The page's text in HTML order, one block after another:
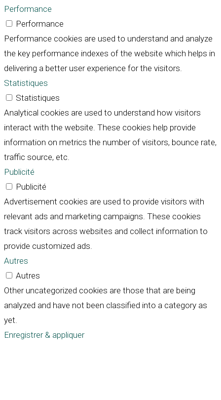
Performance
Performance
Performance cookies are used to understand and analyze
the key performance indexes of the website which helps in
delivering a better user experience for the visitors.
Statistiques
Statistiques
Analytical cookies are used to understand how visitors
interact with the website. These cookies help provide
information on metrics the number of visitors, bounce rate,
traffic source, etc.
Publicité
Publicité
Advertisement cookies are used to provide visitors with
relevant ads and marketing campaigns. These cookies
track visitors across websites and collect information to
provide customized ads.
Autres
Autres
Other uncategorized cookies are those that are being
analyzed and have not been classified into a category as
yet.
Enregistrer & appliquer